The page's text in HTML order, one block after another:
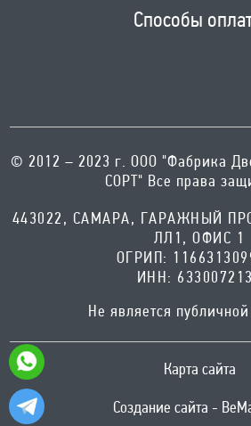
Способы
© 2012 – 2023 г. ООО "Фабрика
СОРТ" Все права
443022, САМАРА, ГАРАЖНЫЙ
ЛЛ1, ОФИС 1
ОГРИП:
ИНН:
Не является
Карта сайта
Создание сайта -